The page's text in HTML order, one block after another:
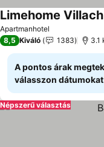
Apartmanhotel
Limehome
8,5 Kiváló 1383 3.1
A pontos árak
válasszon dátumokat
Népszerű választás